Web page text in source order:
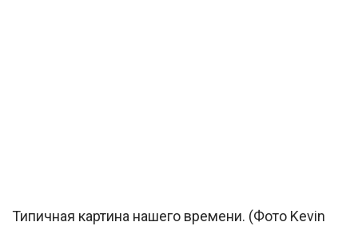
Типичная картина нашего времени. (Фото Kevin